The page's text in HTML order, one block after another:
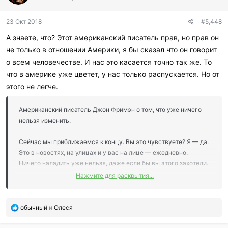
23 Окт 2018 #5,448
А знаете, что? Этот американский писатель прав, но прав он
не только в отношении Америки, я бы сказал что он говорит
о всем человечестве. И нас это касается точно так же. То
что в америке уже цветет, у нас только распускается. Но от
этого не легче.
Американский писатель Джон Фримэн о том, что уже ничего
нельзя изменить.
Сейчас мы приближаемся к концу. Вы это чувствуете? Я — да.
Это в новостях, на улицах и у вас на лице — ежедневно.
Ничего наладить уже нельзя, даже если бы вы этого захотели.
оскорбления, демонизацию и, наконец, применение силы с
Нажмите для раскрытия...
П
б
обычный и Олеся